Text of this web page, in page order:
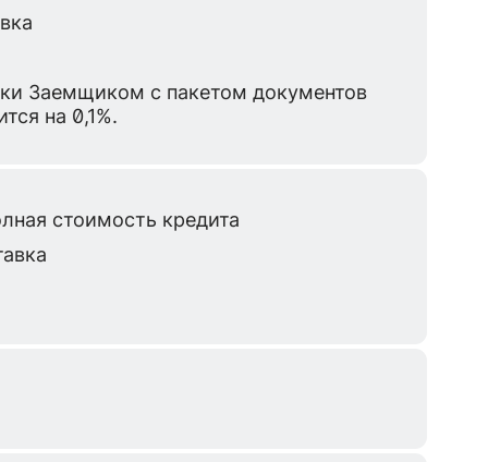
Заемщиком с пакетом документов
на 0,1%.
стоимость кредита